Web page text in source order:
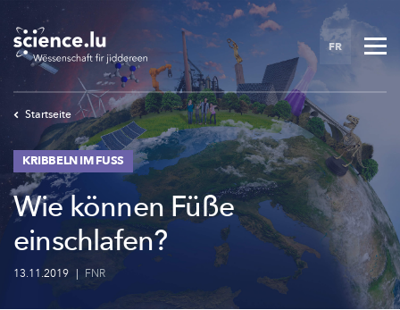
to
main
content
FR
Startseite
KRIBBELN IM FUSS
Wie können Füße
einschlafen?
13.11.2019 | FNR